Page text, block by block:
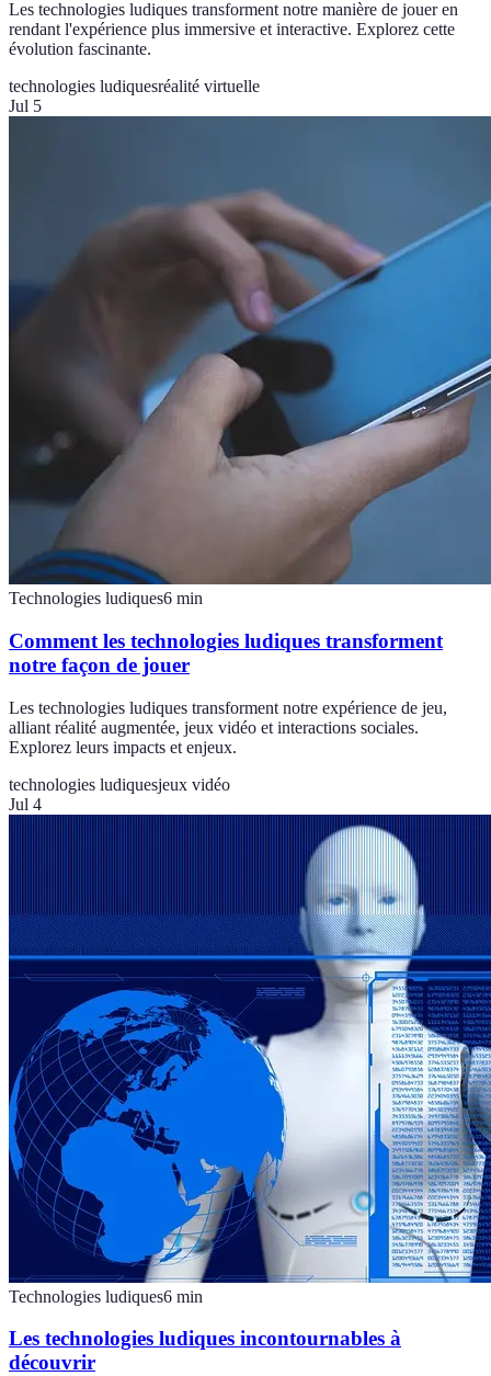
Les technologies ludiques transforment notre manière de jouer en
rendant l'expérience plus immersive et interactive. Explorez cette
évolution fascinante.
technologies ludiquesréalité virtuelle
Jul 5
Technologies ludiques6 min
Comment les technologies ludiques transforment
notre façon de jouer
Les technologies ludiques transforment notre expérience de jeu,
alliant réalité augmentée, jeux vidéo et interactions sociales.
Explorez leurs impacts et enjeux.
technologies ludiquesjeux vidéo
Jul 4
Technologies ludiques6 min
Les technologies ludiques incontournables à
découvrir